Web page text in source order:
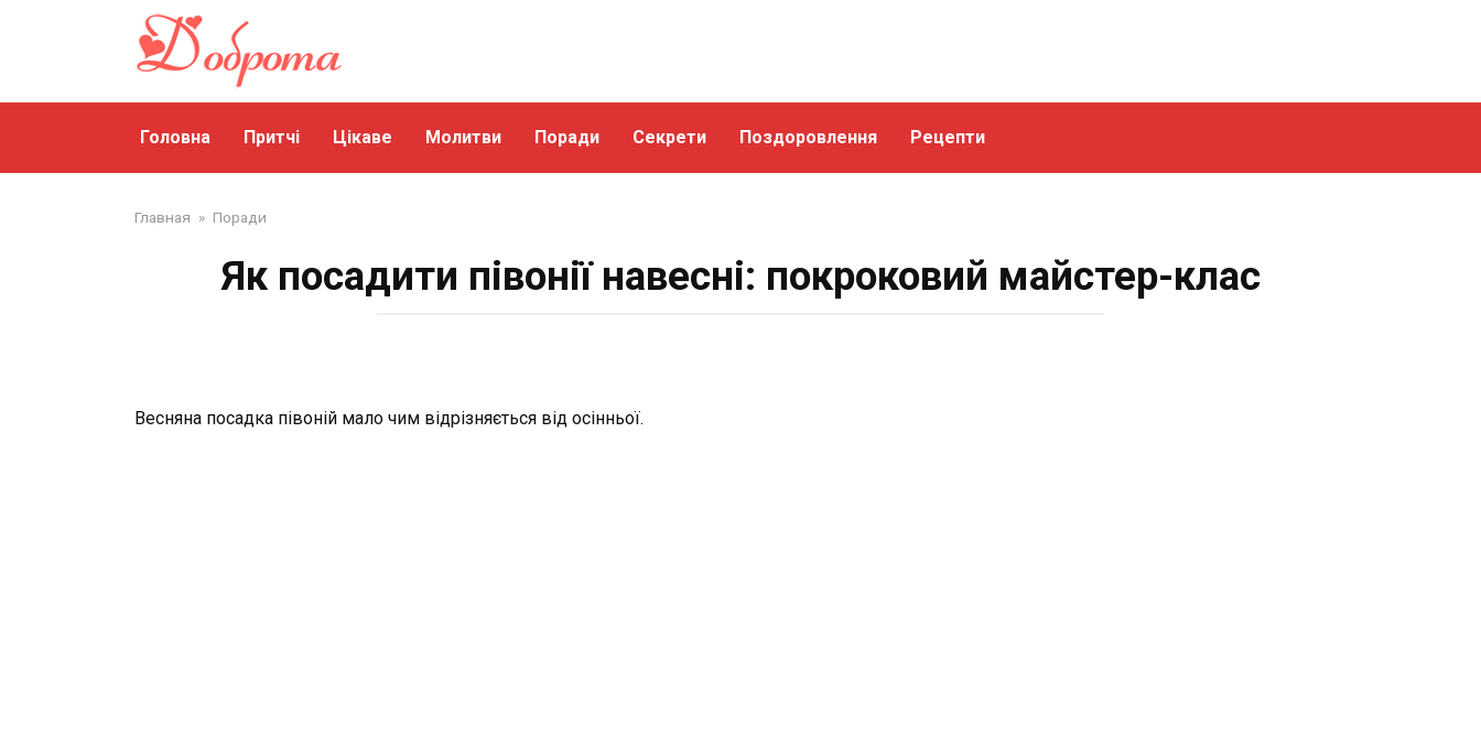
Головна Притчі Цікаве Молитви Поради Секрети Поздоровлення Рецепти
Главная » Поради
Як посадити півонії навесні: покроковий майстер-клас
Весняна посадка півоній мало чим відрізняється від осінньої.